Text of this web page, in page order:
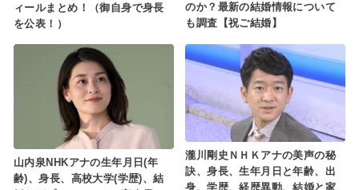
ィールまとめ！（御自身で身長
を公表！）
のか？最新の結婚情報について
も調査【祝ご結婚】
山内泉NHKアナの生年月日(年
齢)、身長、高校大学(学歴)、結
瀧川剛史ＮＨＫアナの美声の秘
訣、身長、生年月日と年齢、出
身、学歴、経歴異動、結婚と家